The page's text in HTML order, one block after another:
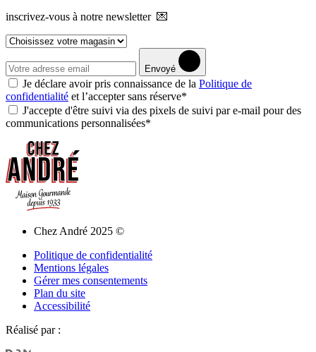
inscrivez-vous à notre newsletter 💌
Envoyé
Je déclare avoir pris connaissance de la Politique de
confidentialité et l’accepter sans réserve*
J'accepte d'être suivi via des pixels de suivi par e-mail pour des
communications personnalisées*
Chez André 2025 ©
Politique de confidentialité
Mentions légales
Gérer mes consentements
Plan du site
Accessibilité
Réalisé par :